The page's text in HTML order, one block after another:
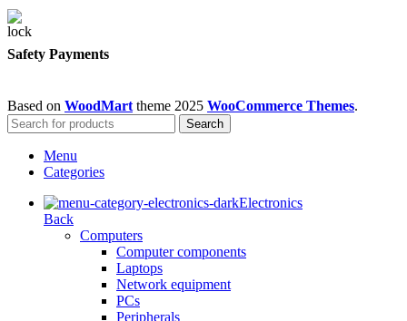
Safety Payments
Based on WoodMart theme 2025 WooCommerce Themes.
Search
Menu
Categories
Electronics
Back
Computers
Computer components
Laptops
Network equipment
PCs
Peripherals